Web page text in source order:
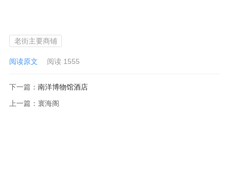
老街主要商铺
阅读原文 阅读 1555
下一篇：南洋博物馆酒店
上一篇： 寰海阁